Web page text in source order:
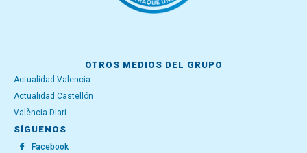
OTROS MEDIOS DEL GRUPO
Actualidad Valencia
Actualidad Castellón
València Diari
SÍGUENOS
Facebook